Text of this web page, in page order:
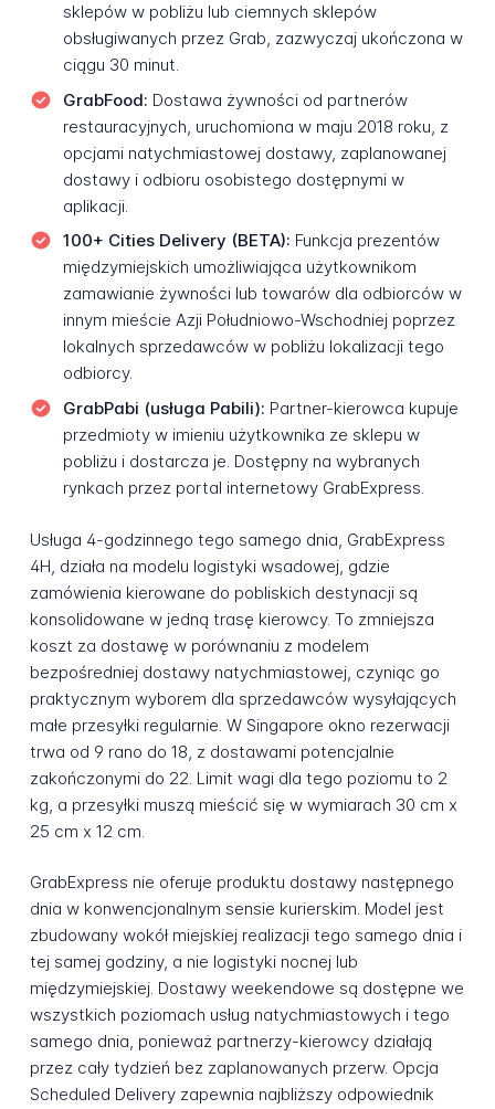
sklepów w pobliżu lub ciemnych sklepów
obsługiwanych przez Grab, zazwyczaj ukończona w
ciągu 30 minut.
GrabFood: Dostawa żywności od partnerów
restauracyjnych, uruchomiona w maju 2018 roku, z
opcjami natychmiastowej dostawy, zaplanowanej
dostawy i odbioru osobistego dostępnymi w
aplikacji.
100+ Cities Delivery (BETA): Funkcja prezentów
międzymiejskich umożliwiająca użytkownikom
zamawianie żywności lub towarów dla odbiorców w
innym mieście Azji Południowo-Wschodniej poprzez
lokalnych sprzedawców w pobliżu lokalizacji tego
odbiorcy.
GrabPabi (usługa Pabili): Partner-kierowca kupuje
przedmioty w imieniu użytkownika ze sklepu w
pobliżu i dostarcza je. Dostępny na wybranych
rynkach przez portal internetowy GrabExpress.
Usługa 4-godzinnego tego samego dnia, GrabExpress
4H, działa na modelu logistyki wsadowej, gdzie
zamówienia kierowane do pobliskich destynacji są
konsolidowane w jedną trasę kierowcy. To zmniejsza
koszt za dostawę w porównaniu z modelem
bezpośredniej dostawy natychmiastowej, czyniąc go
praktycznym wyborem dla sprzedawców wysyłających
małe przesyłki regularnie. W Singapore okno rezerwacji
trwa od 9 rano do 18, z dostawami potencjalnie
zakończonymi do 22. Limit wagi dla tego poziomu to 2
kg, a przesyłki muszą mieścić się w wymiarach 30 cm x
25 cm x 12 cm.
GrabExpress nie oferuje produktu dostawy następnego
dnia w konwencjonalnym sensie kurierskim. Model jest
zbudowany wokół miejskiej realizacji tego samego dnia i
tej samej godziny, a nie logistyki nocnej lub
międzymiejskiej. Dostawy weekendowe są dostępne we
wszystkich poziomach usług natychmiastowych i tego
samego dnia, ponieważ partnerzy-kierowcy działają
przez cały tydzień bez zaplanowanych przerw. Opcja
Scheduled Delivery zapewnia najbliższy odpowiednik